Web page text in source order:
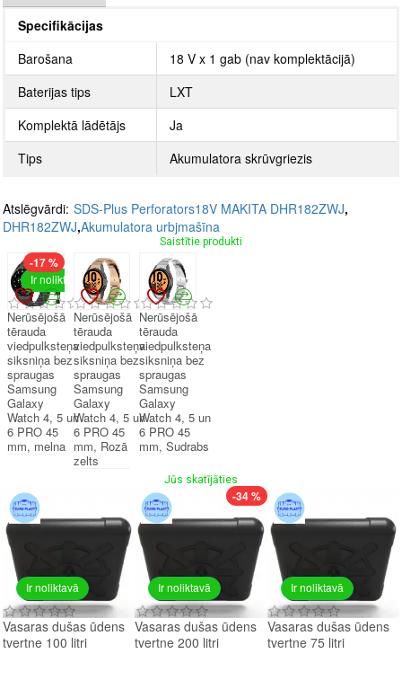
Specifikācijas
Barošana
18 V x 1 gab (nav komplektācijā)
Baterijas tips
LXT
Komplektā lādētājs
Ja
Tips
Akumulatora skrūvgriezis
Atslēgvārdi: SDS-Plus Perforators18V MAKITA DHR182ZWJ,
DHR182ZWJ,Akumulatora urbjmašīna
Saistītie produkti
Ir noliktavā
-17 %
Nerūsējošā
tērauda
viedpulksteņa
siksniņa bez
spraugas
Samsung
Galaxy
Watch 4, 5 un
6 PRO 45
mm, melna
Nerūsējošā
tērauda
viedpulksteņa
siksniņa bez
spraugas
Samsung
Galaxy
Watch 4, 5 un
6 PRO 45
mm, Rozā
zelts
Nerūsējošā
tērauda
viedpulksteņa
siksniņa bez
spraugas
Samsung
Galaxy
Watch 4, 5 un
6 PRO 45
mm, Sudrabs
Jūs skatījāties
Ir noliktavā
Vasaras dušas ūdens
tvertne 100 litri
Ir noliktavā
-34 %
Vasaras dušas ūdens
tvertne 200 litri
Ir noliktavā
Vasaras dušas ūdens
tvertne 75 litri